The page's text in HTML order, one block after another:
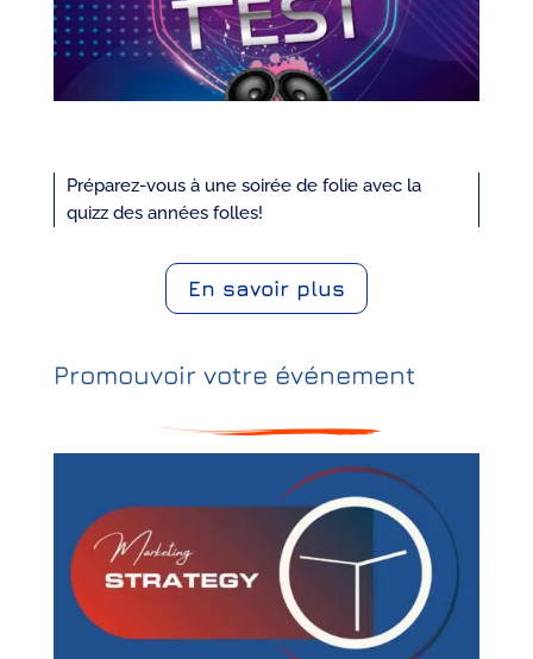
Préparez-vous à une soirée de folie avec la
quizz des années folles!
En savoir plus
Promouvoir votre événement